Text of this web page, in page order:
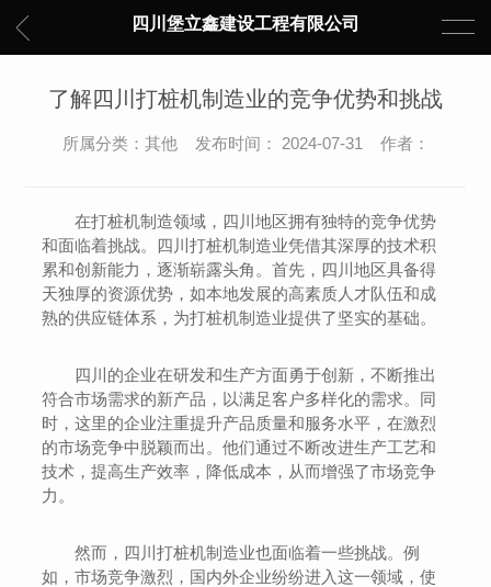
四川堡立鑫建设工程有限公司
了解四川打桩机制造业的竞争优势和挑战
所属分类：其他 发布时间： 2024-07-31 作者：
在打桩机制造领域，四川地区拥有独特的竞争优势
和面临着挑战。四川打桩机制造业凭借其深厚的技术积
累和创新能力，逐渐崭露头角。首先，四川地区具备得
天独厚的资源优势，如本地发展的高素质人才队伍和成
熟的供应链体系，为打桩机制造业提供了坚实的基础。
四川的企业在研发和生产方面勇于创新，不断推出
符合市场需求的新产品，以满足客户多样化的需求。同
时，这里的企业注重提升产品质量和服务水平，在激烈
的市场竞争中脱颖而出。他们通过不断改进生产工艺和
技术，提高生产效率，降低成本，从而增强了市场竞争
力。
然而，四川打桩机制造业也面临着一些挑战。例
如，市场竞争激烈，国内外企业纷纷进入这一领域，使